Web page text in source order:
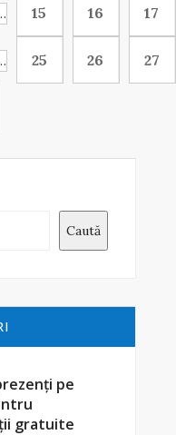
15 16 17
25 26 27
Caută
pe
gratuite